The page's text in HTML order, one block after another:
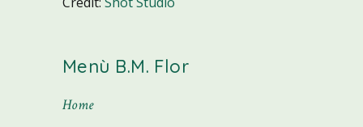
Menù B.M. Flor
Home